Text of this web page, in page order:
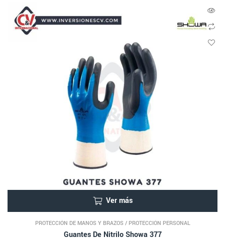
Ver más
PROTECCIÓN DE MANOS Y BRAZOS / PROTECCIÓN PERSONAL
Guantes De Nitrilo Showa 377